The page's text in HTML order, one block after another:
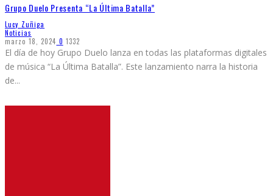
Grupo Duelo Presenta “La Última Batalla”
Lucy Zuñiga
Noticias
marzo 18, 2024 0 1332
El día de hoy Grupo Duelo lanza en todas las plataformas digitales
de música “La Última Batalla”. Este lanzamiento narra la historia
de...